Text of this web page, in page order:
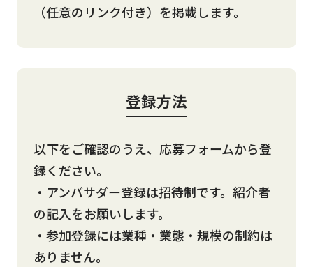
（任意のリンク付き）を掲載します。
登録方法
以下をご確認のうえ、応募フォームから登
録ください。
・アンバサダー登録は招待制です。紹介者
の記入をお願いします。
・参加登録には業種・業態・規模の制約は
ありません。